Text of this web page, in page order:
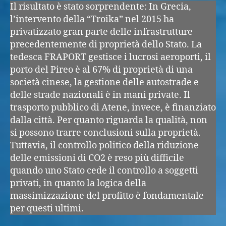
Il risultato è stato sorprendente: In Grecia,
l’intervento della “Troika” nel 2015 ha
privatizzato gran parte delle infrastrutture
precedentemente di proprietà dello Stato. La
tedesca FRAPORT gestisce i lucrosi aeroporti, il
porto del Pireo è al 67% di proprietà di una
società cinese, la gestione delle autostrade e
delle strade nazionali è in mani private. Il
trasporto pubblico di Atene, invece, è finanziato
dalla città. Per quanto riguarda la qualità, non
si possono trarre conclusioni sulla proprietà.
Tuttavia, il controllo politico della riduzione
delle emissioni di CO2 è reso più difficile
quando uno Stato cede il controllo a soggetti
privati, in quanto la logica della
massimizzazione del profitto è fondamentale
per questi ultimi.